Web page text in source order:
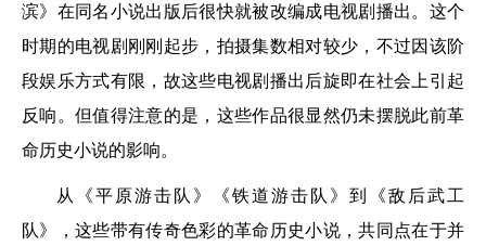
滨》在同名小说出版后很快就被改编成电视剧播出。这个
时期的电视剧刚刚起步，拍摄集数相对较少，不过因该阶
段娱乐方式有限，故这些电视剧播出后旋即在社会上引起
反响。但值得注意的是，这些作品很显然仍未摆脱此前革
命历史小说的影响。
从《平原游击队》《铁道游击队》到《敌后武工
队》，这些带有传奇色彩的革命历史小说，共同点在于并